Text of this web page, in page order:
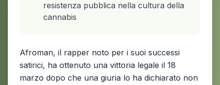
resistenza pubblica nella cultura della
cannabis
Afroman, il rapper noto per i suoi successi
satirici, ha ottenuto una vittoria legale il 18
marzo dopo che una giuria lo ha dichiarato non